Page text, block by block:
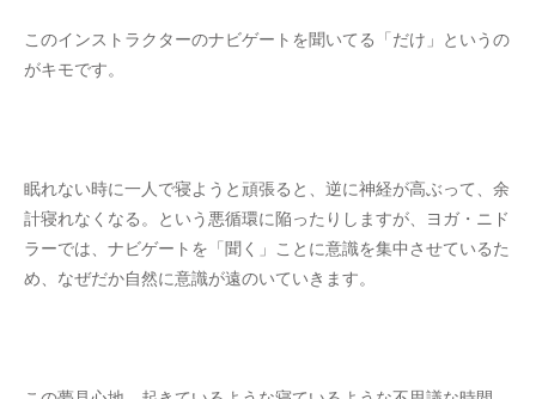
このインストラクターのナビゲートを聞いてる「だけ」というの
がキモです。
眠れない時に一人で寝ようと頑張ると、逆に神経が高ぶって、余
計寝れなくなる。という悪循環に陥ったりしますが、ヨガ・ニド
ラーでは、ナビゲートを「聞く」ことに意識を集中させているた
め、なぜだか自然に意識が遠のいていきます。